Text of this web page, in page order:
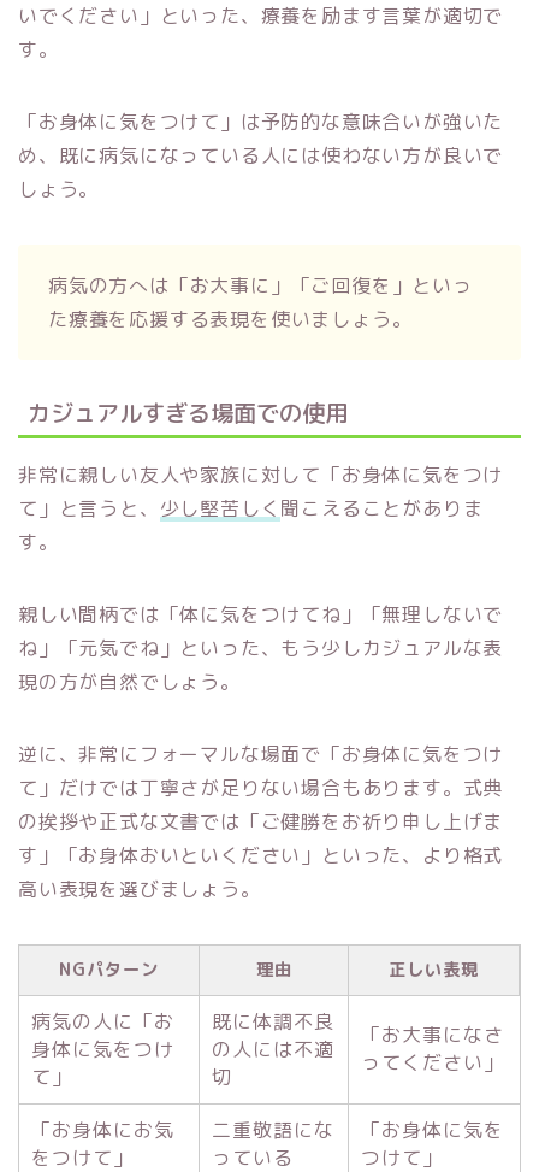
いでください」といった、療養を励ます言葉が適切で
す。
「お身体に気をつけて」は予防的な意味合いが強いた
め、既に病気になっている人には使わない方が良いで
しょう。
病気の方へは「お大事に」「ご回復を」といっ
た療養を応援する表現を使いましょう。
カジュアルすぎる場面での使用
非常に親しい友人や家族に対して「お身体に気をつけ
て」と言うと、 少し堅苦しく 聞こえることがありま
す。
親しい間柄では「体に気をつけてね」「無理しないで
ね」「元気でね」といった、もう少しカジュアルな表
現の方が自然でしょう。
逆に、非常にフォーマルな場面で「お身体に気をつけ
て」だけでは丁寧さが足りない場合もあります。式典
の挨拶や正式な文書では「ご健勝をお祈り申し上げま
す」「お身体おいといください」といった、より格式
高い表現を選びましょう。
NGパターン 理由 正しい表現
病気の人に「お
身体に気をつけ
て」
既に体調不良
の人には不適
切
「お大事になさ
ってください」
「お身体にお気
をつけて」
二重敬語にな
っている
「お身体に気を
つけて」